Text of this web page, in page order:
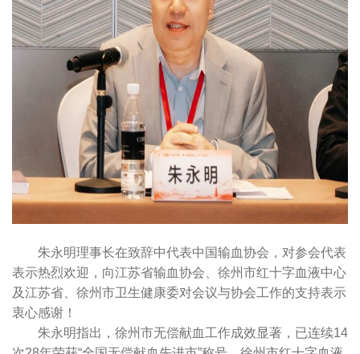
朱永明理事长在致辞中代表中国输血协会，对参会代表
表示热烈欢迎，向江苏省输血协会、徐州市红十字血液中心
及江苏省、徐州市卫生健康委对会议与协会工作的支持表示
衷心感谢！
朱永明指出，徐州市无偿献血工作成效显著，已连续14